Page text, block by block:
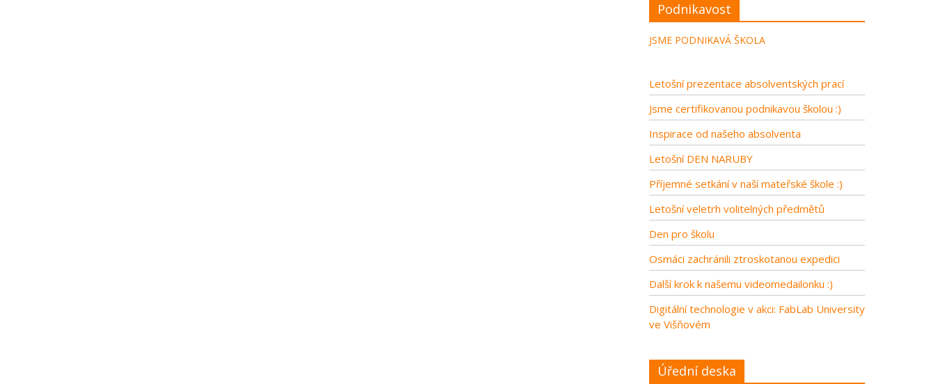
Podnikavost
JSME PODNIKAVÁ ŠKOLA
Letošní prezentace absolventských prací
Jsme certifikovanou podnikavou školou :)
Inspirace od našeho absolventa
Letošní DEN NARUBY
Příjemné setkání v naší mateřské škole :)
Letošní veletrh volitelných předmětů
Den pro školu
Osmáci zachránili ztroskotanou expedici
Další krok k našemu videomedailonku :)
Digitální technologie v akci: FabLab University
ve Višňovém
Úřední deska